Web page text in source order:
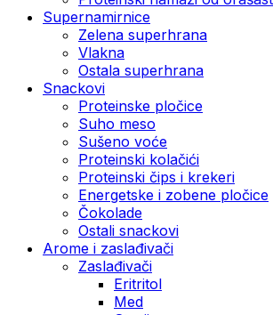
Supernamirnice
Zelena superhrana
Vlakna
Ostala superhrana
Snackovi
Proteinske pločice
Suho meso
Sušeno voće
Proteinski kolačići
Proteinski čips i krekeri
Energetske i zobene pločice
Čokolade
Ostali snackovi
Arome i zaslađivači
Zaslađivači
Eritritol
Med